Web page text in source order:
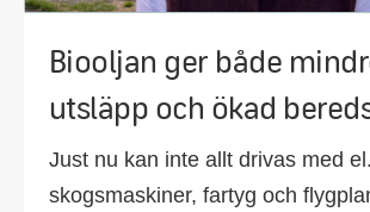
Biooljan ger både
utsläpp och ökad
Just nu kan inte allt drivas med
skogsmaskiner, fartyg och